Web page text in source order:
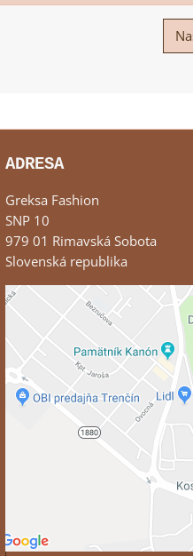
ADRESA
Greksa Fashion
SNP 10
979 01 Rimavská Sobota
Slovenská republika
Externý obsah je
súkromia
Prajete si načítať
Povoliť
Povoliť a zapamätať
cookie:
Otvoriť obsah v